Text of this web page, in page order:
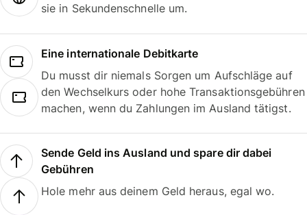
sie in Sekundenschnelle um.
Eine internationale Debitkarte
Du musst dir niemals Sorgen um Aufschläge auf
den Wechselkurs oder hohe Transaktionsgebühren
machen, wenn du Zahlungen im Ausland tätigst.
Sende Geld ins Ausland und spare dir dabei
Gebühren
Hole mehr aus deinem Geld heraus, egal wo.